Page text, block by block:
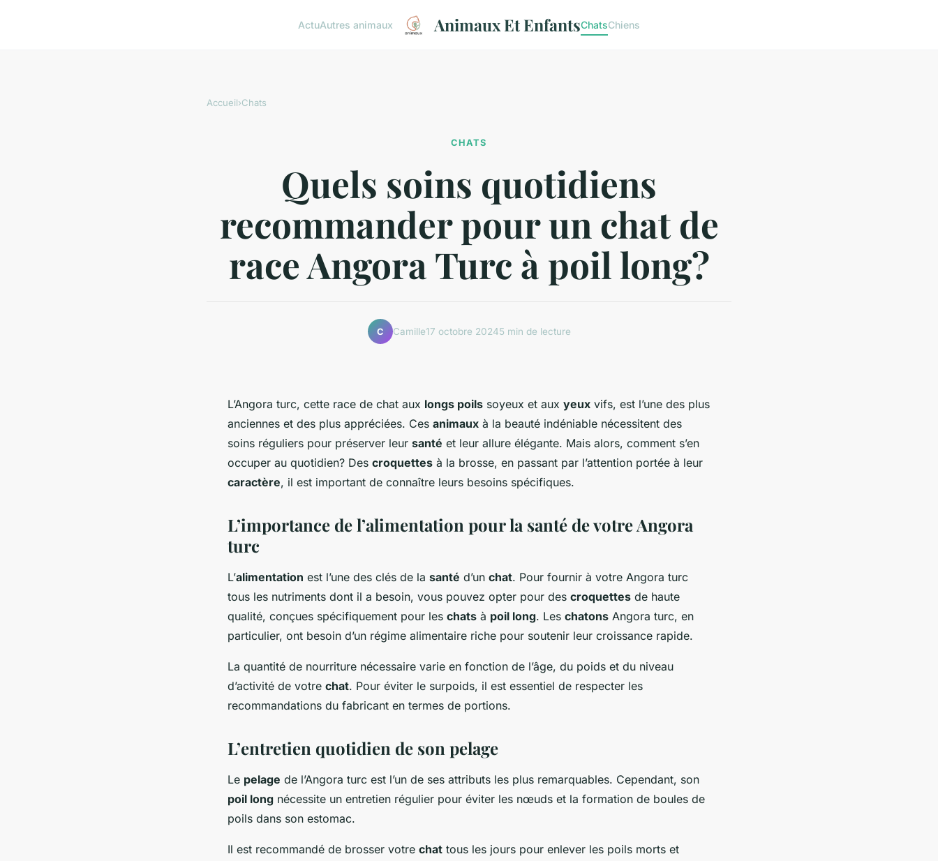
ActuAutres animaux Animaux Et EnfantsChatsChiens
Accueil›Chats
CHATS
Quels soins quotidiens
recommander pour un chat de
race Angora Turc à poil long?
C Camille17 octobre 20245 min de lecture
L’Angora turc, cette race de chat aux longs poils soyeux et aux yeux vifs, est l’une des plus
anciennes et des plus appréciées. Ces animaux à la beauté indéniable nécessitent des
soins réguliers pour préserver leur santé et leur allure élégante. Mais alors, comment s’en
occuper au quotidien? Des croquettes à la brosse, en passant par l’attention portée à leur
caractère, il est important de connaître leurs besoins spécifiques.
L’importance de l’alimentation pour la santé de votre Angora
turc
L’alimentation est l’une des clés de la santé d’un chat. Pour fournir à votre Angora turc
tous les nutriments dont il a besoin, vous pouvez opter pour des croquettes de haute
qualité, conçues spécifiquement pour les chats à poil long. Les chatons Angora turc, en
particulier, ont besoin d’un régime alimentaire riche pour soutenir leur croissance rapide.
La quantité de nourriture nécessaire varie en fonction de l’âge, du poids et du niveau
d’activité de votre chat. Pour éviter le surpoids, il est essentiel de respecter les
recommandations du fabricant en termes de portions.
L’entretien quotidien de son pelage
Le pelage de l’Angora turc est l’un de ses attributs les plus remarquables. Cependant, son
poil long nécessite un entretien régulier pour éviter les nœuds et la formation de boules de
poils dans son estomac.
Il est recommandé de brosser votre chat tous les jours pour enlever les poils morts et